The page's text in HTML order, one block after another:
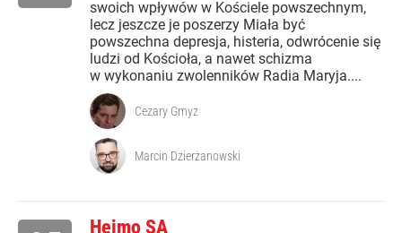
swoich wpływów w Kościele powszechnym,
lecz jeszcze je poszerzy Miała być
powszechna depresja, histeria, odwrócenie się
ludzi od Kościoła, a nawet schizma
w wykonaniu zwolenników Radia Maryja....
Cezary Gmyz
Marcin Dzierżanowski
Hejmo SA